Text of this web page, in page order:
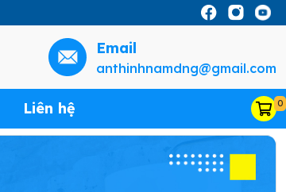
Email
anthinhnamdng@gmail.com
Liên hệ 0